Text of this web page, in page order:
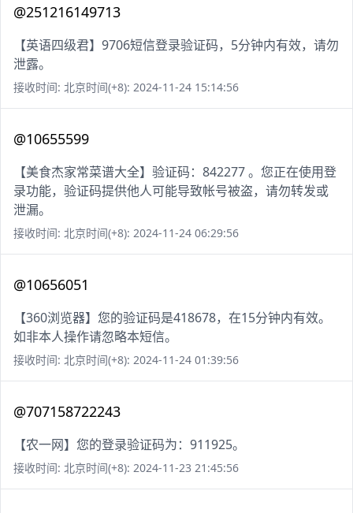
@251216149713
【英语四级君】9706短信登录验证码，5分钟内有效，请勿
泄露。
接收时间: 北京时间(+8): 2024-11-24 15:14:56
@10655599
【美食杰家常菜谱大全】验证码：842277 。您正在使用登
录功能，验证码提供他人可能导致帐号被盗，请勿转发或
泄漏。
接收时间: 北京时间(+8): 2024-11-24 06:29:56
@10656051
【360浏览器】您的验证码是418678，在15分钟内有效。
如非本人操作请忽略本短信。
接收时间: 北京时间(+8): 2024-11-24 01:39:56
@707158722243
【农一网】您的登录验证码为：911925。
接收时间: 北京时间(+8): 2024-11-23 21:45:56